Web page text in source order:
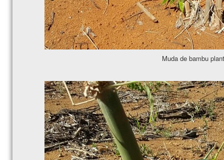
Muda de bambu